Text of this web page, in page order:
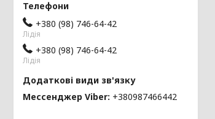
+380 (98) 746-64-42
Лідія
+380 (98) 746-64-42
Лідія
Мессенджер Viber +380987466442